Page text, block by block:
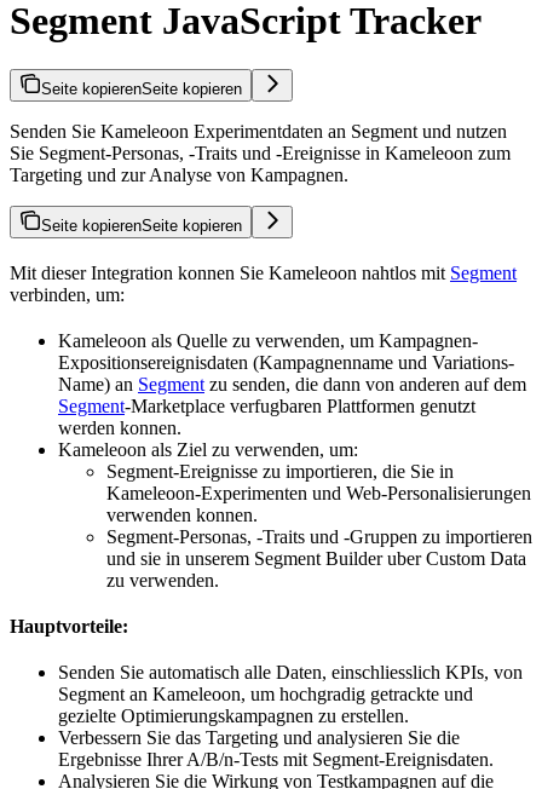
Segment JavaScript Tracker
Seite kopierenSeite kopieren
Senden Sie Kameleoon Experimentdaten an Segment und nutzen
Sie Segment-Personas, -Traits und -Ereignisse in Kameleoon zum
Targeting und zur Analyse von Kampagnen.
Seite kopierenSeite kopieren
Mit dieser Integration konnen Sie Kameleoon nahtlos mit Segment
verbinden, um:
Kameleoon als Quelle zu verwenden, um Kampagnen-
Expositionsereignisdaten (Kampagnenname und Variations-
Name) an Segment zu senden, die dann von anderen auf dem
Segment-Marketplace verfugbaren Plattformen genutzt
werden konnen.
Kameleoon als Ziel zu verwenden, um:
Segment-Ereignisse zu importieren, die Sie in
Kameleoon-Experimenten und Web-Personalisierungen
verwenden konnen.
Segment-Personas, -Traits und -Gruppen zu importieren
und sie in unserem Segment Builder uber Custom Data
zu verwenden.
Hauptvorteile:
Senden Sie automatisch alle Daten, einschliesslich KPIs, von
Segment an Kameleoon, um hochgradig getrackte und
gezielte Optimierungskampagnen zu erstellen.
Verbessern Sie das Targeting und analysieren Sie die
Ergebnisse Ihrer A/B/n-Tests mit Segment-Ereignisdaten.
Analysieren Sie die Wirkung von Testkampagnen auf die